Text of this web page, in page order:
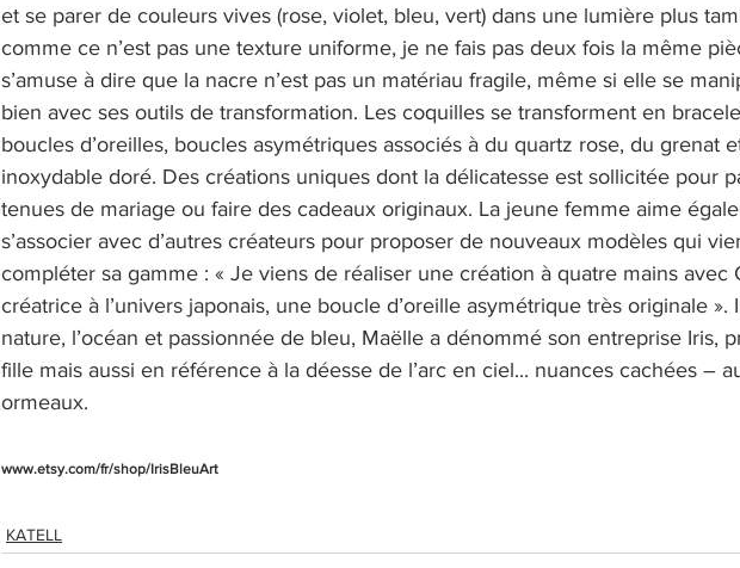
et se parer de couleurs vives (rose, violet, bleu, vert) dans une lumière plus
comme ce n’est pas une texture uniforme, je ne fais pas deux fois la même
s’amuse à dire que la nacre n’est pas un matériau fragile, même si elle se
bien avec ses outils de transformation. Les coquilles se transforment en
boucles d’oreilles, boucles asymétriques associés à du quartz rose, du grenat
inoxydable doré. Des créations uniques dont la délicatesse est sollicitée pour
tenues de mariage ou faire des cadeaux originaux. La jeune femme aime
s’associer avec d’autres créateurs pour proposer de nouveaux modèles qui
compléter sa gamme : « Je viens de réaliser une création à quatre mains avec
créatrice à l’univers japonais, une boucle d’oreille asymétrique très originale ».
nature, l’océan et passionnée de bleu, Maëlle a dénommé son entreprise Iris,
fille mais aussi en référence à la déesse de l’arc en ciel... nuances cachées –
ormeaux.
www.etsy.com/fr/shop/IrisBleuArt
KATELL